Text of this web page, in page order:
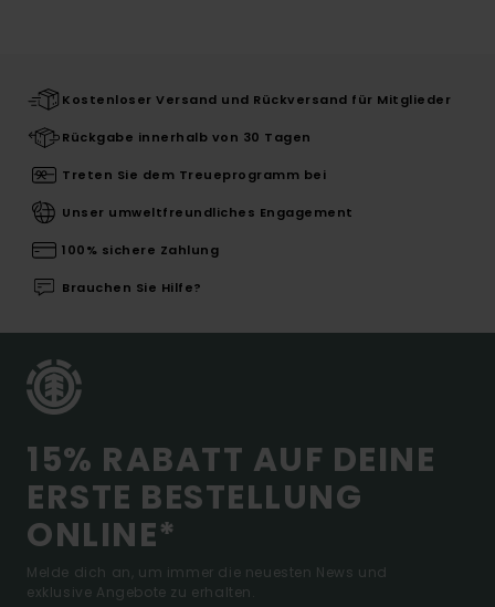
Kostenloser Versand und Rückversand für Mitglieder
Rückgabe innerhalb von 30 Tagen
Treten Sie dem Treueprogramm bei
Unser umweltfreundliches Engagement
100% sichere Zahlung
Brauchen Sie Hilfe?
15% RABATT AUF DEINE
ERSTE BESTELLUNG
ONLINE*
Melde dich an, um immer die neuesten News und
exklusive Angebote zu erhalten.